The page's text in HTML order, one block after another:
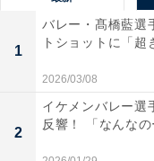
1
バレー・髙橋藍選
トショットに「
2026/03/08
2
イケメンバレー選
反響！ 「なんな